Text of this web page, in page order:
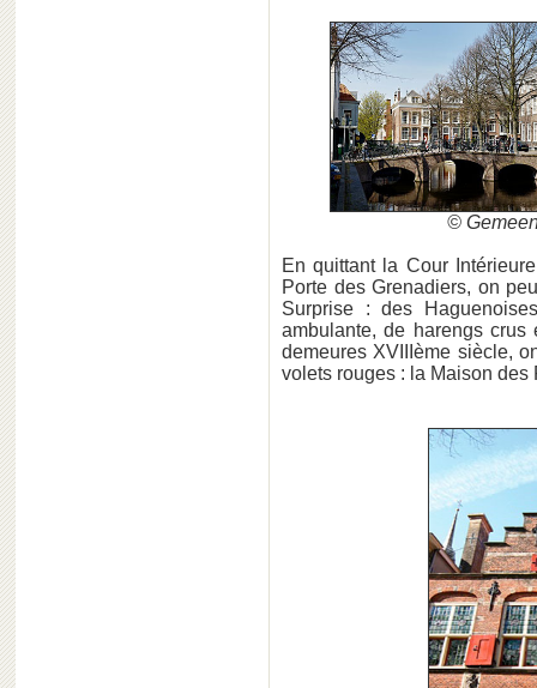
©
En quittant la Cour
Porte des Grenadiers, on
Surprise : des
ambulante, de harengs
demeures XVIIIème siècle,
volets rouges : la Maison des